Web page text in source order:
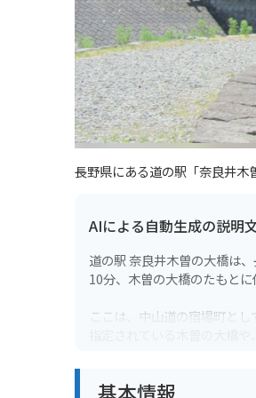
長野県にある道の駅「奈良井木
AIによる自動生成の説明
道の駅 奈良井木曽の大橋は
10分、木曽の大橋のたもとに
ここは、中山道の宿場町と
指定されている木曽の大橋
た、木曽の大橋を一望でき
基本情報